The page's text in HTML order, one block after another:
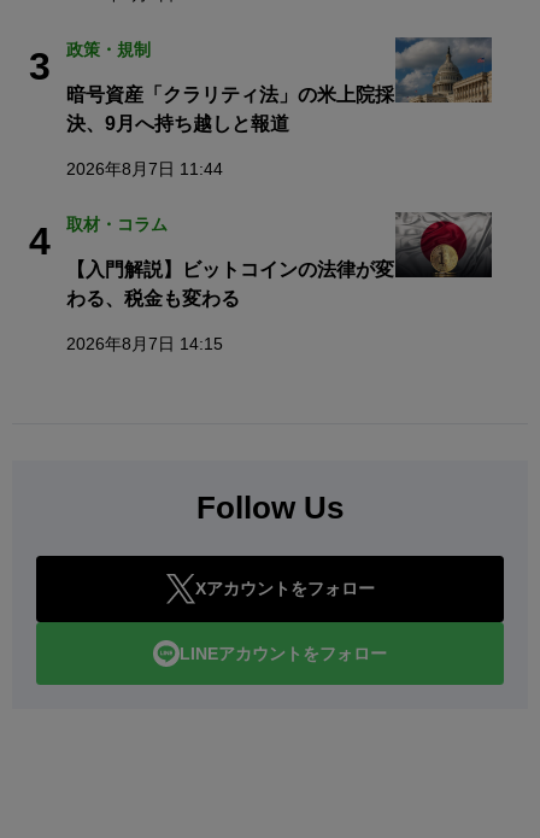
3 政策・規制
暗号資産「クラリティ法」の米上院採
決、9月へ持ち越しと報道
2026年8月7日 11:44
4 取材・コラム
【入門解説】ビットコインの法律が変
わる、税金も変わる
2026年8月7日 14:15
Follow Us
Xアカウントをフォロー
LINEアカウントをフォロー